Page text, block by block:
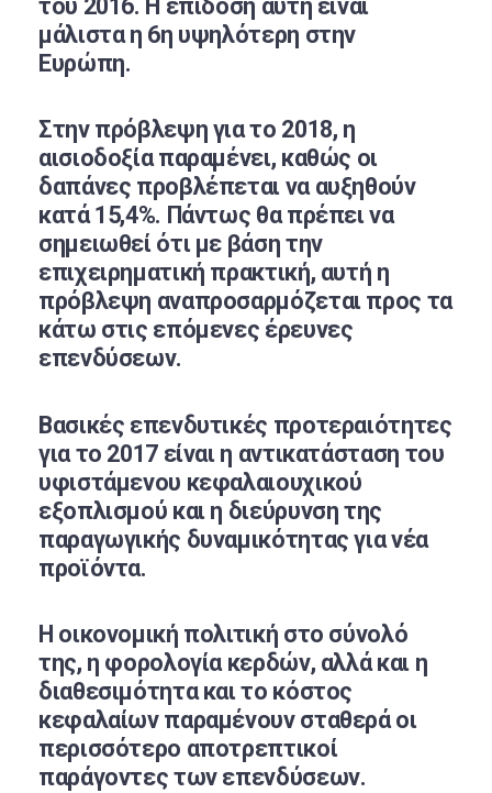
του 2016. Η επίδοση αυτή είναι
μάλιστα η 6η υψηλότερη στην
Ευρώπη.
Στην πρόβλεψη για το 2018, η
αισιοδοξία παραμένει, καθώς οι
δαπάνες προβλέπεται να αυξηθούν
κατά 15,4%. Πάντως θα πρέπει να
σημειωθεί ότι με βάση την
επιχειρηματική πρακτική, αυτή η
πρόβλεψη αναπροσαρμόζεται προς τα
κάτω στις επόμενες έρευνες
επενδύσεων.
Βασικές επενδυτικές προτεραιότητες
για το 2017 είναι η αντικατάσταση του
υφιστάμενου κεφαλαιουχικού
εξοπλισμού και η διεύρυνση της
παραγωγικής δυναμικότητας για νέα
προϊόντα.
Η οικονομική πολιτική στο σύνολό
της, η φορολογία κερδών, αλλά και η
διαθεσιμότητα και το κόστος
κεφαλαίων παραμένουν σταθερά οι
περισσότερο αποτρεπτικοί
παράγοντες των επενδύσεων.